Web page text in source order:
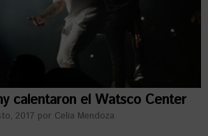
calentaron el Watsco Center
2017 por Celia Mendoza